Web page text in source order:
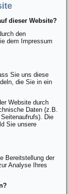
dieser Website?
den
dem Impressum
Sie uns diese
die Sie in ein
Website durch
Daten (z.B.
Die
Sie unsere
Bereitstellung der
Analyse Ihres